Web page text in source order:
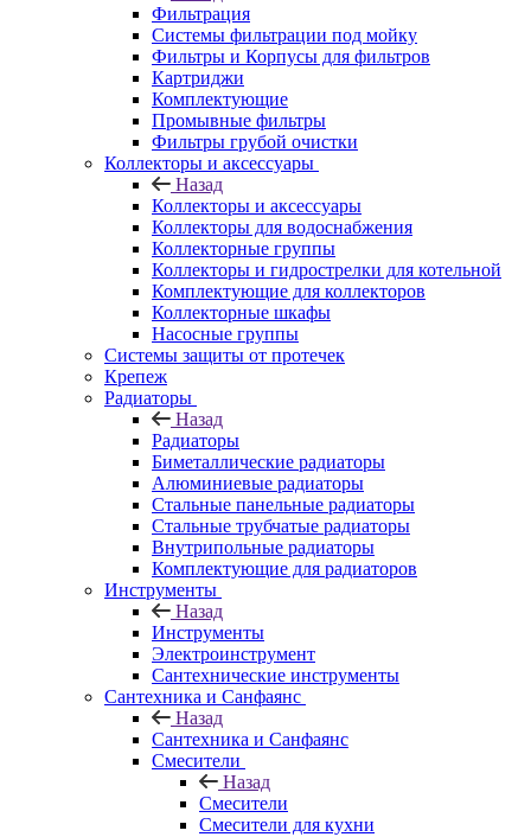
Фильтрация
Системы фильтрации под мойку
Фильтры и Корпусы для фильтров
Картриджи
Комплектующие
Промывные фильтры
Фильтры грубой очистки
Коллекторы и аксессуары
Назад
Коллекторы и аксессуары
Коллекторы для водоснабжения
Коллекторные группы
Коллекторы и гидрострелки для котельной
Комплектующие для коллекторов
Коллекторные шкафы
Насосные группы
Системы защиты от протечек
Крепеж
Радиаторы
Назад
Радиаторы
Биметаллические радиаторы
Алюминиевые радиаторы
Стальные панельные радиаторы
Стальные трубчатые радиаторы
Внутрипольные радиаторы
Комплектующие для радиаторов
Инструменты
Назад
Инструменты
Электроинструмент
Сантехнические инструменты
Сантехника и Санфаянс
Назад
Сантехника и Санфаянс
Смесители
Назад
Смесители
Смесители для кухни